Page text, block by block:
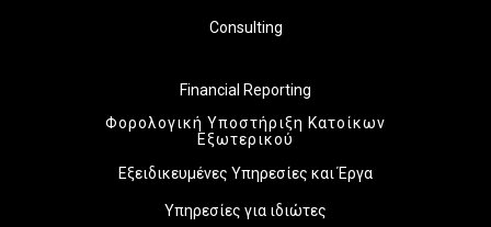
Consulting
Financial Reporting
Φορολογική Υποστήριξη Κατοίκων
Εξωτερικού
Εξειδικευμένες Υπηρεσίες και Έργα
Υπηρεσίες για ιδιώτες